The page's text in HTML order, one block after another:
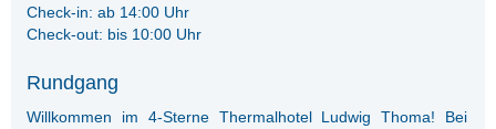
Check-in: ab 14:00 Uhr
Check-out: bis 10:00 Uhr
Rundgang
Willkommen im 4-Sterne Thermalhotel Ludwig Thoma! Bei